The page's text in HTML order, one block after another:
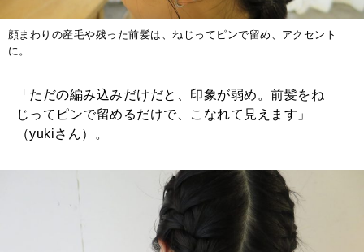
顔まわりの産毛や残った前髪は、ねじってピンで留め、アクセント
に。
「ただの編み込みだけだと、印象が弱め。前髪をね
じってピンで留めるだけで、こなれて見えます」
（yukiさん）。